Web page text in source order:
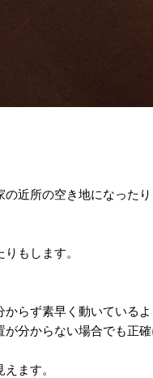
近所の空き地になった
もします。
らず素早く動いている
分からない場合でも正確
ます。